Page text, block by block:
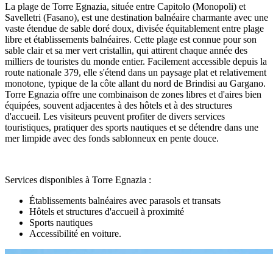
La plage de Torre Egnazia, située entre Capitolo (Monopoli) et
Savelletri (Fasano), est une destination balnéaire charmante avec une
vaste étendue de sable doré doux, divisée équitablement entre plage
libre et établissements balnéaires. Cette plage est connue pour son
sable clair et sa mer vert cristallin, qui attirent chaque année des
milliers de touristes du monde entier. Facilement accessible depuis la
route nationale 379, elle s'étend dans un paysage plat et relativement
monotone, typique de la côte allant du nord de Brindisi au Gargano.
Torre Egnazia offre une combinaison de zones libres et d'aires bien
équipées, souvent adjacentes à des hôtels et à des structures
d'accueil. Les visiteurs peuvent profiter de divers services
touristiques, pratiquer des sports nautiques et se détendre dans une
mer limpide avec des fonds sablonneux en pente douce.
Services disponibles à Torre Egnazia :
Établissements balnéaires avec parasols et transats
Hôtels et structures d'accueil à proximité
Sports nautiques
Accessibilité en voiture.